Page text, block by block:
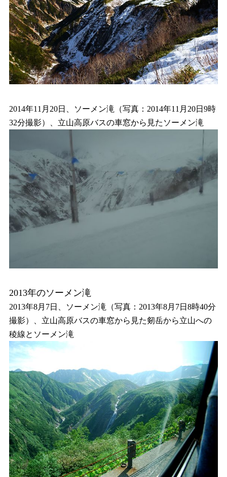
2014年11月20日、ソーメン滝（写真：2014年11月20日9時
32分撮影）、立山高原バスの車窓から見たソーメン滝
2013年のソーメン滝
2013年8月7日、ソーメン滝（写真：2013年8月7日8時40分
撮影）、立山高原バスの車窓から見た剱岳から立山への
稜線とソーメン滝